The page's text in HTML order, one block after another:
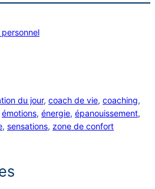
du jour, coach de vie, coaching
émotions, énergie, épanouissement
, sensations, zone de confort